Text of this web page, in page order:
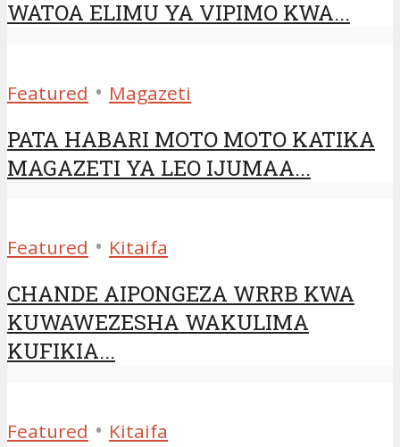
WATOA ELIMU YA VIPIMO KWA...
Featured • Magazeti
PATA HABARI MOTO MOTO KATIKA
MAGAZETI YA LEO IJUMAA...
Featured • Kitaifa
CHANDE AIPONGEZA WRRB KWA
KUWAWEZESHA WAKULIMA
KUFIKIA...
Featured • Kitaifa